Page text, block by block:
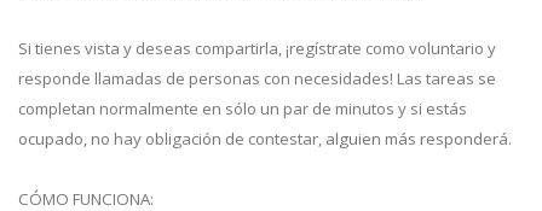
Si tienes vista y deseas compartirla, ¡regístrate como voluntario y
responde llamadas de personas con necesidades! Las tareas se
completan normalmente en sólo un par de minutos y si estás
ocupado, no hay obligación de contestar, alguien más responderá.
CÓMO FUNCIONA: